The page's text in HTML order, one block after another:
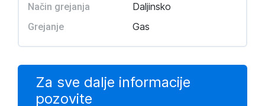
Način grejanja Daljinsko
Grejanje Gas
Za sve dalje informacije
pozovite